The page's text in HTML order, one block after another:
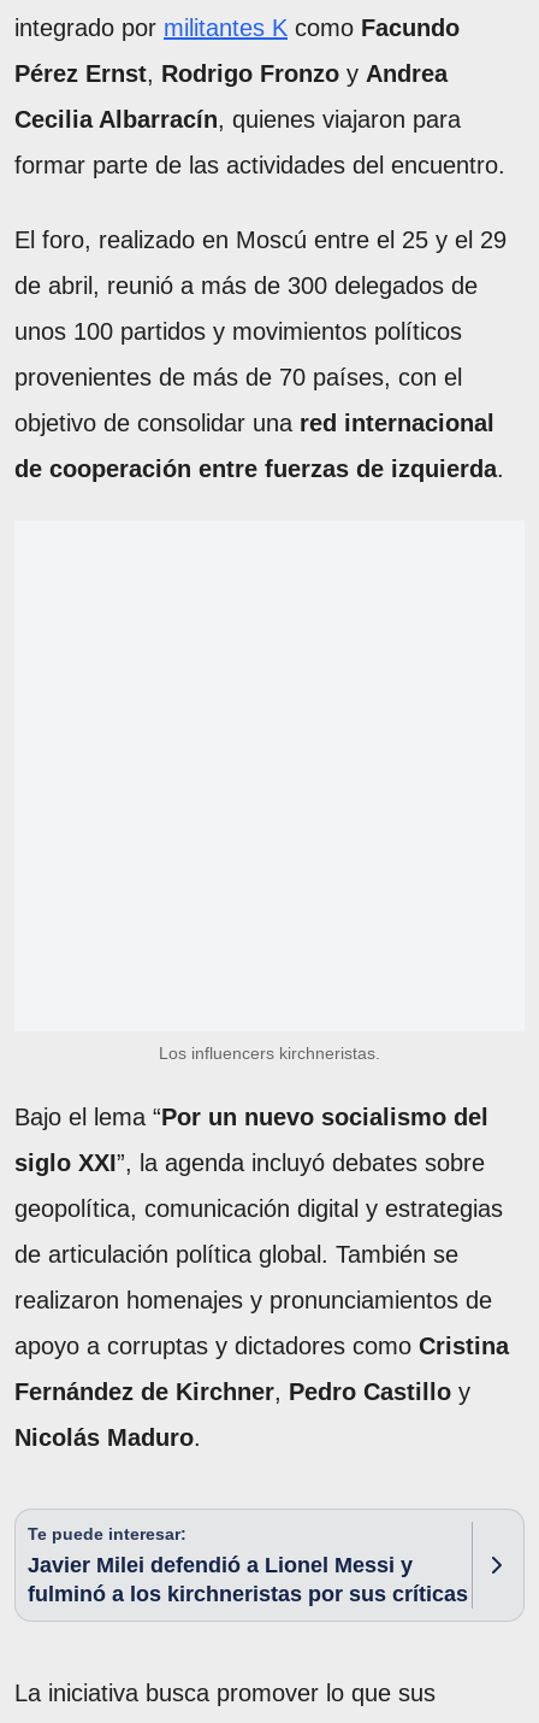
integrado por militantes K como Facundo
Pérez Ernst, Rodrigo Fronzo y Andrea
Cecilia Albarracín, quienes viajaron para
formar parte de las actividades del encuentro.
El foro, realizado en Moscú entre el 25 y el 29
de abril, reunió a más de 300 delegados de
unos 100 partidos y movimientos políticos
provenientes de más de 70 países, con el
objetivo de consolidar una red internacional
de cooperación entre fuerzas de izquierda.
Los influencers kirchneristas.
Bajo el lema “Por un nuevo socialismo del
siglo XXI”, la agenda incluyó debates sobre
geopolítica, comunicación digital y estrategias
de articulación política global. También se
realizaron homenajes y pronunciamientos de
apoyo a corruptas y dictadores como Cristina
Fernández de Kirchner, Pedro Castillo y
Nicolás Maduro.
Te puede interesar:
Javier Milei defendió a Lionel Messi y
fulminó a los kirchneristas por sus críticas
La iniciativa busca promover lo que sus